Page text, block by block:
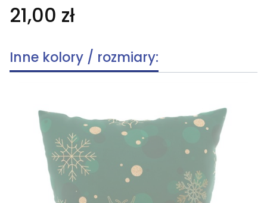
21,00 zł
Inne kolory / rozmiary: